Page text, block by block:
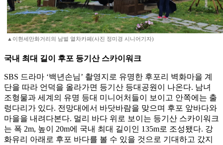
▲이현세만화거리의 남벌 열차카페(사진 정미경 시니어기자)
국내 최대 길이 후포 등기산 스카이워크
SBS 드라마 ‘백년손님’ 촬영지로 유명한 후포리 벽화마을 계
단을 따라 언덕을 올라가면 등기산 등대공원이 나온다. 남녀
조형물과 세계의 유명 등대 미니어처들이 보이고 안쪽에는 출
렁다리가 있다. 전망대에서 바닷바람을 맞으며 후포 앞바다와
마을을 내려다본다. 멀리 바다 위로 보이는 등기산 스카이워크
는 폭 2m, 높이 20m에 국내 최대 길이인 135m로 조성됐다. 강
화유리 아래로 후포 바다를 볼 수 있을 것으로 기대하고 갔지